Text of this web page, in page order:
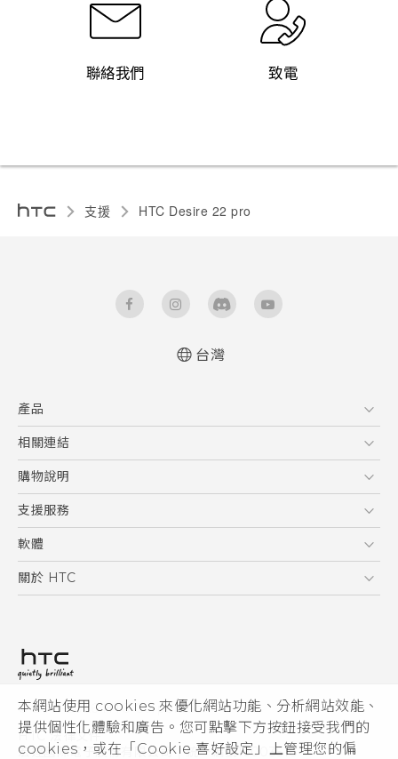
本網站使用 cookies 來優化網站功能、分析網站效能、
提供個性化體驗和廣告。您可點擊下方按鈕接受我們的
cookies，或在「Cookie 喜好設定」上管理您的偏
聯絡我們 致電
支援 HTC Desire 22 pro‎
User manual
台灣
產品
5G
智慧型手機
配件
相關連結
HTC Research
購物說明
購物須知
訂單管理
付款方式
支援服務
到府收送維修服務
服務中心資訊
客戶服務佈告欄
軟體
應用程式
HTC Sync Manager
關於 HTC
投資人
隱私權政策
產品安全性
© 2011-2026 HTC Corporation
HTC 法律文件
宏達國際電子股份有限公司 | 統一編號16003518